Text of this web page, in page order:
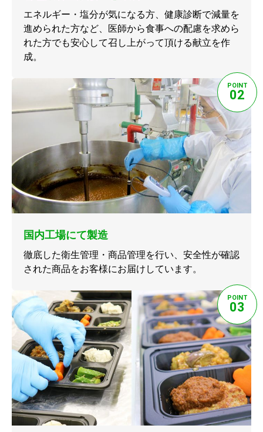
エネルギー・塩分が気になる方、健康診断で減量を
進められた方など、医師から食事への配慮を求めら
れた方でも安心して召し上がって頂ける献立を作
成。
POINT
02
国内工場にて製造
徹底した衛生管理・商品管理を行い、安全性が確認
された商品をお客様にお届けしています。
POINT
03